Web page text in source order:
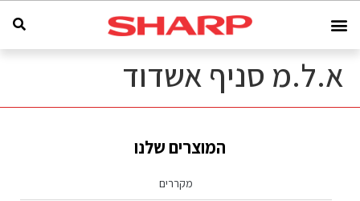
א.ל.מ סניף אשדוד
המוצרים שלנו
מקררים